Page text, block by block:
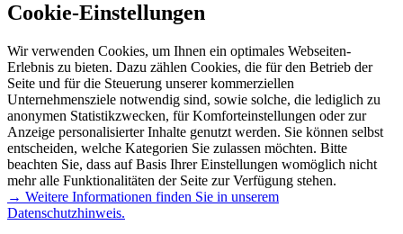
Cookie-Einstellungen
Wir verwenden Cookies, um Ihnen ein optimales Webseiten-
Erlebnis zu bieten. Dazu zählen Cookies, die für den Betrieb der
Seite und für die Steuerung unserer kommerziellen
Unternehmensziele notwendig sind, sowie solche, die lediglich zu
anonymen Statistikzwecken, für Komforteinstellungen oder zur
Anzeige personalisierter Inhalte genutzt werden. Sie können selbst
entscheiden, welche Kategorien Sie zulassen möchten. Bitte
beachten Sie, dass auf Basis Ihrer Einstellungen womöglich nicht
mehr alle Funktionalitäten der Seite zur Verfügung stehen.
→ Weitere Informationen finden Sie in unserem
Datenschutzhinweis.